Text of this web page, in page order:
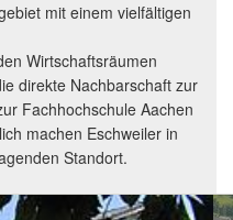
mit einem vielfältigen
Wirtschaftsräumen
direkte Nachbarschaft zur
Fachhochschule Aachen
machen Eschweiler in
Standort.